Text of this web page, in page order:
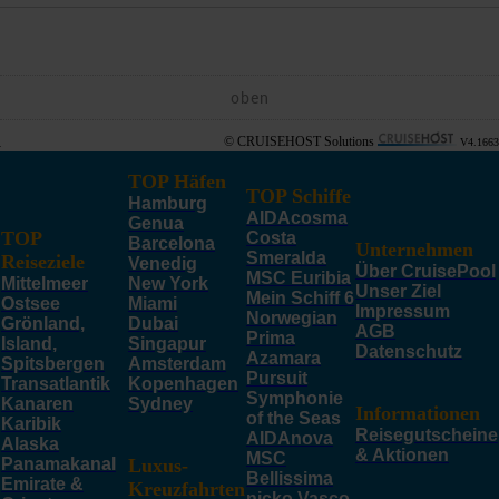
oben
© CRUISEHOST Solutions V4.1663
TOP
Reiseziele
Mittelmeer
Ostsee
Grönland,
Island,
Spitsbergen
Transatlantik
Kanaren
Karibik
Alaska
Panamakanal
Emirate &
TOP Häfen
Hamburg
Genua
Barcelona
Venedig
New York
Miami
Dubai
Singapur
Amsterdam
Kopenhagen
Sydney
Luxus-
Kreuzfahrten
TOP Schiffe
AIDAcosma
Costa
Smeralda
MSC Euribia
Mein Schiff 6
Norwegian
Prima
Azamara
Pursuit
Symphonie
of the Seas
AIDAnova
MSC
Bellissima
Unternehmen
Über CruisePool
Unser Ziel
Impressum
AGB
Datenschutz
Informationen
Reisegutscheine
& Aktionen